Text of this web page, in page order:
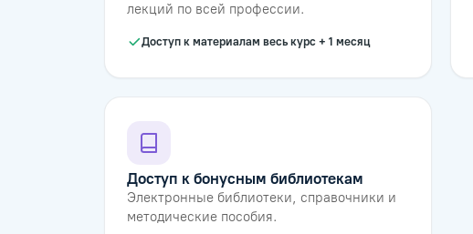
лекций по всей профессии.
Доступ к материалам весь курс + 1 месяц
Доступ к бонусным библиотекам
Электронные библиотеки, справочники и
методические пособия.